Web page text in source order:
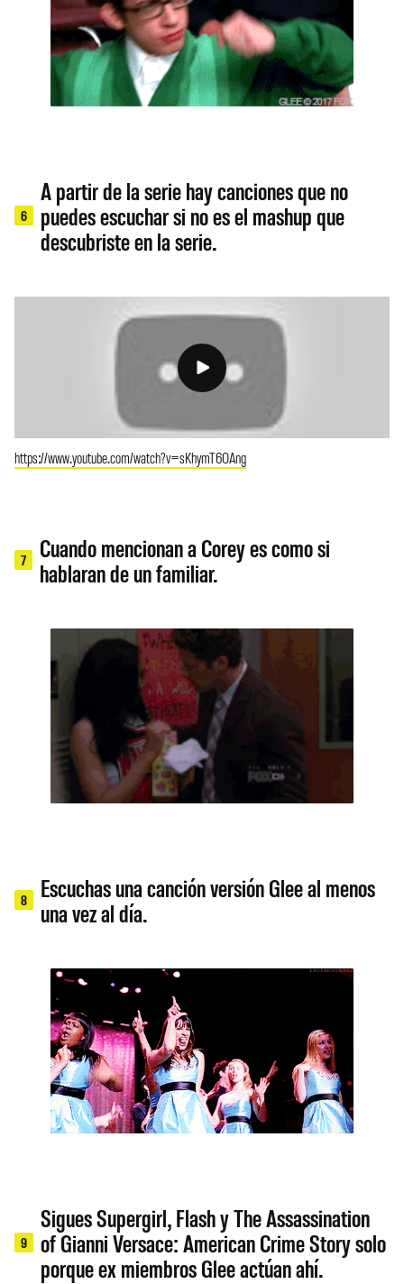
6
A partir de la serie hay canciones que no
puedes escuchar si no es el mashup que
descubriste en la serie.
https://www.youtube.com/watch?v=sKhymT6OAng
7
Cuando mencionan a Corey es como si
hablaran de un familiar.
8
Escuchas una canción versión Glee al menos
una vez al día.
9
Sigues Supergirl, Flash y The Assassination
of Gianni Versace: American Crime Story solo
porque ex miembros Glee actúan ahí.